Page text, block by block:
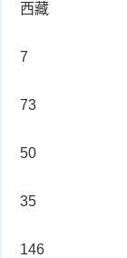
西藏
7
73
50
35
146